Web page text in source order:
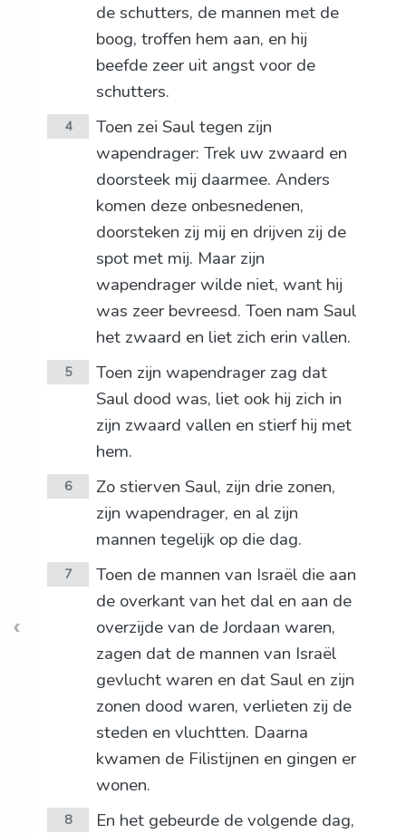
de schutters, de mannen met de
boog, troffen hem aan, en hij
beefde zeer uit angst voor de
schutters.
4
Toen zei Saul tegen zijn
wapendrager: Trek uw zwaard en
doorsteek mij daarmee. Anders
komen deze onbesnedenen,
doorsteken zij mij en drijven zij de
spot met mij. Maar zijn
wapendrager wilde niet, want hij
was zeer bevreesd. Toen nam Saul
het zwaard en liet zich erin vallen.
5
Toen zijn wapendrager zag dat
Saul dood was, liet ook hij zich in
zijn zwaard vallen en stierf hij met
hem.
6
Zo stierven Saul, zijn drie zonen,
zijn wapendrager, en al zijn
mannen tegelijk op die dag.
7
Toen de mannen van Israël die aan
de overkant van het dal en aan de
overzijde van de Jordaan waren,
zagen dat de mannen van Israël
gevlucht waren en dat Saul en zijn
zonen dood waren, verlieten zij de
steden en vluchtten. Daarna
kwamen de Filistijnen en gingen er
wonen.
8
En het gebeurde de volgende dag,